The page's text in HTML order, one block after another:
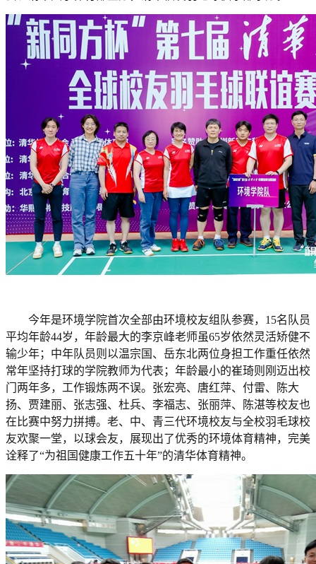
今年是环境学院首次全部由环境校友组队参赛，15名队员
平均年龄44岁，年龄最大的李京峰老师虽65岁依然灵活矫健不
输少年；中年队员则以温宗国、岳东北两位身担工作重任依然
常年坚持打球的学院教师为代表；年龄最小的崔琦则刚迈出校
门两年多，工作锻炼两不误。张宏亮、唐红萍、付雷、陈大
扬、贾建丽、张志强、杜兵、李福志、张丽萍、陈湛等校友也
在比赛中努力拼搏。老、中、青三代环境校友与全校羽毛球校
友欢聚一堂，以球会友，展现出了优秀的环境体育精神，完美
诠释了“为祖国健康工作五十年”的清华体育精神。